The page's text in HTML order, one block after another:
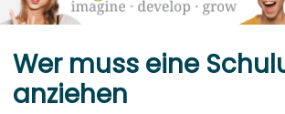
Wer muss eine
anziehen